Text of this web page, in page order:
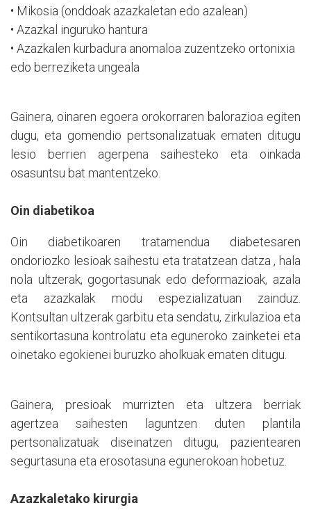
• Mikosia (onddoak azazkaletan edo azalean)
• Azazkal inguruko hantura
• Azazkalen kurbadura anomaloa zuzentzeko ortonixia
edo berreziketa ungeala
Gainera, oinaren egoera orokorraren balorazioa egiten
dugu, eta gomendio pertsonalizatuak ematen ditugu
lesio berrien agerpena saihesteko eta oinkada
osasuntsu bat mantentzeko.
Oin diabetikoa
Oin diabetikoaren tratamendua diabetesaren
ondoriozko lesioak saihestu eta tratatzean datza , hala
nola ultzerak, gogortasunak edo deformazioak, azala
eta azazkalak modu espezializatuan zainduz.
Kontsultan ultzerak garbitu eta sendatu, zirkulazioa eta
sentikortasuna kontrolatu eta eguneroko zainketei eta
oinetako egokienei buruzko aholkuak ematen ditugu.
Gainera, presioak murrizten eta ultzera berriak
agertzea saihesten laguntzen duten plantila
pertsonalizatuak diseinatzen ditugu, pazientearen
segurtasuna eta erosotasuna egunerokoan hobetuz.
Azazkaletako kirurgia